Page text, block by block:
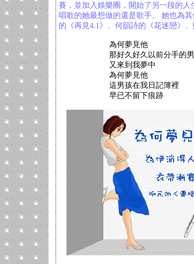
賽，並加入娛樂圈，開始了另一段的
唱歌的她最想做的還是歌手。 她也為
的《再見4.1》、何韻詩的《花迷戀》、
為何夢見他
那好久好久以前分手的男
又來到我夢中
為何夢見他
這男孩在我日記簿裡
早已不留下痕跡